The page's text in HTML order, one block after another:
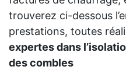
trouverez ci-dessous
prestations, toutes
expertes dans
des combles